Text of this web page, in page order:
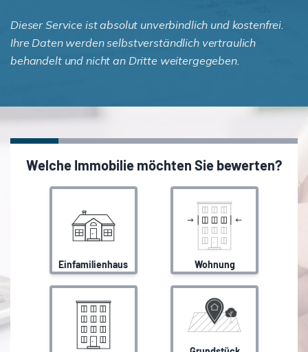
Dieser Service ist absolut unverbindlich und kostenfrei.
Ihre Daten werden selbstverständlich vertraulich
behandelt und nicht an Dritte weitergegeben.